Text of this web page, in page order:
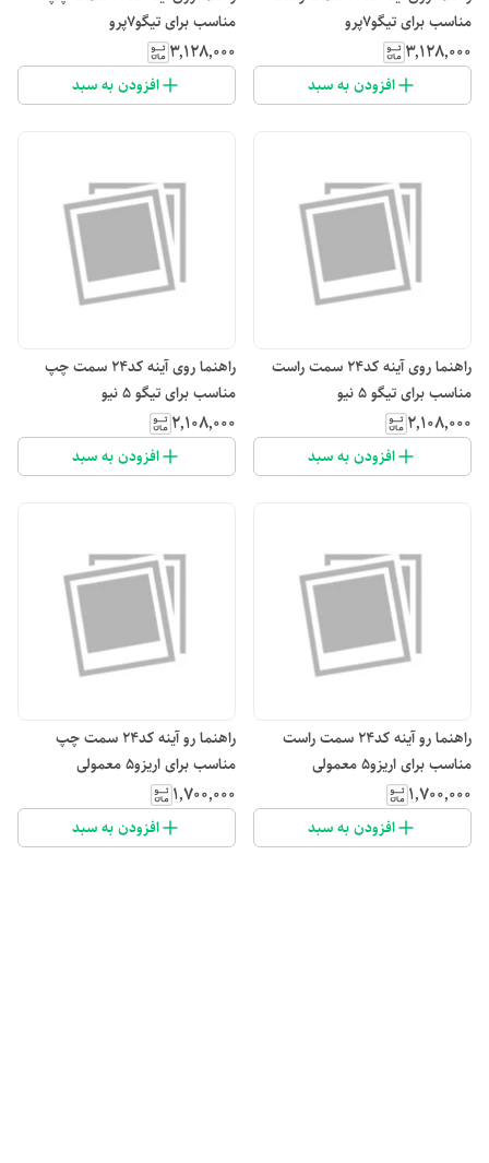
مناسب برای تیگو۷پرو
۳٬۱۲۸٬۰۰۰
افزودن به سبد
مناسب برای تیگو۷پرو
۳٬۱۲۸٬۰۰۰
افزودن به سبد
راهنما روی آینه کد۲۴ سمت راست
مناسب برای تیگو ۵ نیو
۲٬۱۰۸٬۰۰۰
افزودن به سبد
راهنما روی آینه کد۲۴ سمت چپ
مناسب برای تیگو ۵ نیو
۲٬۱۰۸٬۰۰۰
افزودن به سبد
راهنما رو آینه کد۲۴ سمت راست
مناسب برای اریزو۵ معمولی
۱٬۷۰۰٬۰۰۰
افزودن به سبد
راهنما رو آینه کد۲۴ سمت چپ
مناسب برای اریزو۵ معمولی
۱٬۷۰۰٬۰۰۰
افزودن به سبد